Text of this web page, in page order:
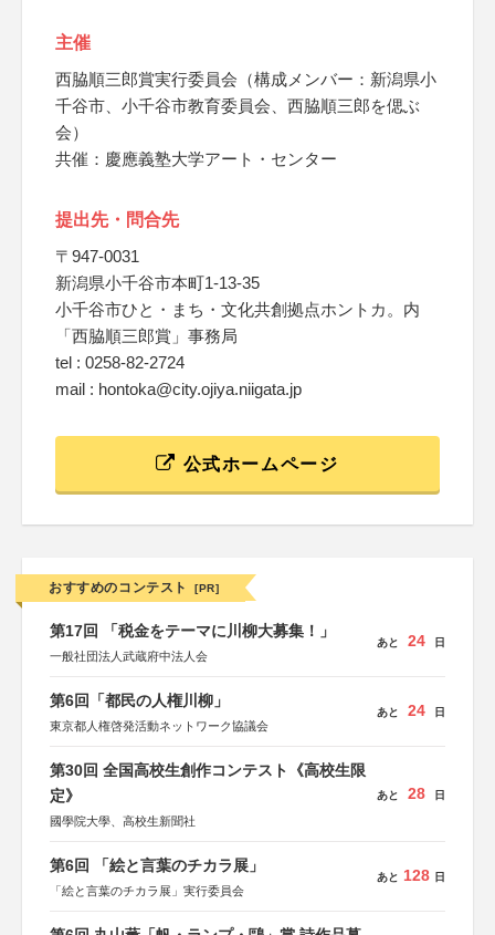
主催
西脇順三郎賞実行委員会（構成メンバー：新潟県小
千谷市、小千谷市教育委員会、西脇順三郎を偲ぶ
会）
共催：慶應義塾大学アート・センター
提出先・問合先
〒947-0031
新潟県小千谷市本町1-13-35
小千谷市ひと・まち・文化共創拠点ホントカ。内
「西脇順三郎賞」事務局
tel : 0258-82-2724
mail : hontoka@city.ojiya.niigata.jp
公式ホームページ
おすすめのコンテスト [PR]
第17回 「税金をテーマに川柳大募集！」
一般社団法人武蔵府中法人会
あと 24 日
第6回「都民の人権川柳」
東京都人権啓発活動ネットワーク協議会
あと 24 日
第30回 全国高校生創作コンテスト《高校生限
定》
國學院大學、高校生新聞社
あと 28 日
第6回 「絵と言葉のチカラ展」
「絵と言葉のチカラ展」実行委員会
あと 128 日